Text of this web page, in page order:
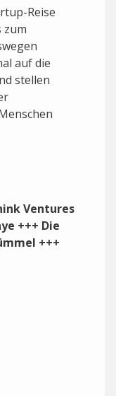
Reise
zum
auf die
stellen